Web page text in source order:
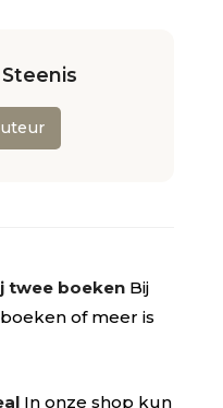
twee boeken Bij
of meer is
In onze shop kun